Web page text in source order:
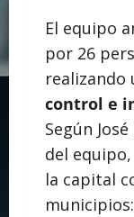
El equipo
por 26
realizando
control e
Según
del
la capital
municipios: